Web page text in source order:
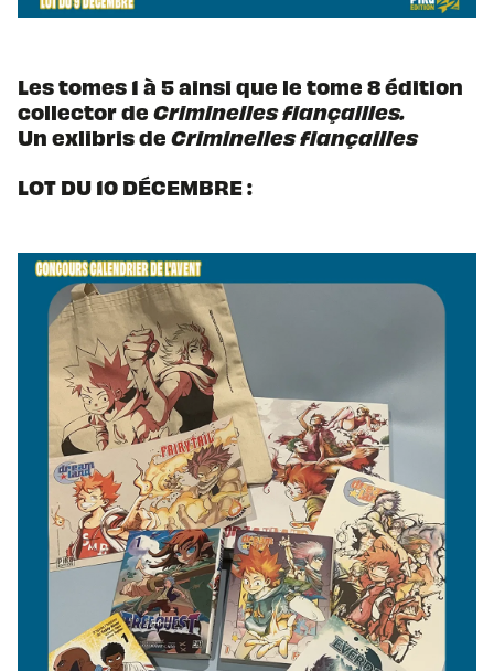
Les tomes 1 à 5 ainsi que le tome 8 édition
collector de Criminelles fiançailles.
Un exlibris de Criminelles fiançailles
LOT DU 10 DÉCEMBRE :